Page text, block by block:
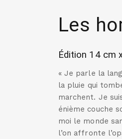
Les
Édition 14 cm
« Je parle la
la pluie qui
marchent. Je
énième couche
moi le monde
l’on affronte